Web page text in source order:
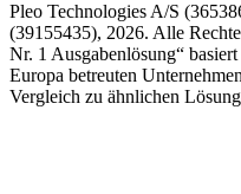
Pleo Technologies A/S
(39155435), 2026. Alle
Nr. 1 Ausgabenlösung“
Europa betreuten
Vergleich zu ähnlichen